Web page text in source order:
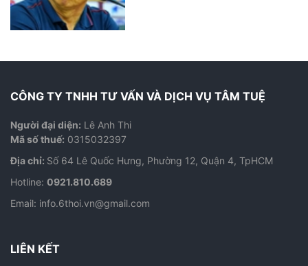
CÔNG TY TNHH TƯ VẤN VÀ DỊCH VỤ TÂM TUỆ
Người đại diện: Lê Anh Thi
Mã số thuế: 0315032397
Địa chỉ: Số 64 Lê Quốc Hưng, Phường 12, Quận 4, TpHCM
Hotline: 0921.810.689
Email: info.6thoi.vn@gmail.com
LIÊN KẾT